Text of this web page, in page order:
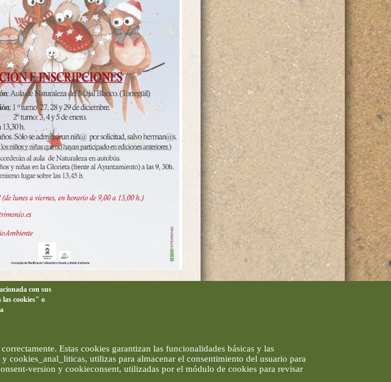
con sus
las cookies" o
Estas cookies garantizan las funcionalidades básicas y las
cookies_anal_liticas, utilizas para almacenar el consentimiento del usuario para
version y cookieconsent, utilizadas por el módulo de cookies para revisar